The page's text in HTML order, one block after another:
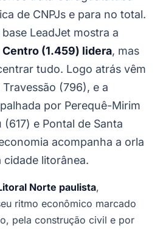
de CNPJs e para no total.
LeadJet mostra a
Centro (1.459) lidera, mas
tudo. Logo atrás vêm
Travessão (796), e a
por Perequê-Mirim
(617) e Pontal de Santa
acompanha a orla
litorânea.
Norte paulista,
ritmo econômico marcado
pela construção civil e por